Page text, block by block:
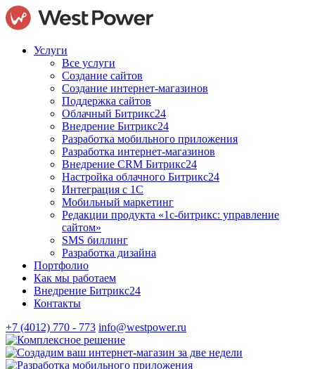
Услуги
Все услуги
Создание сайтов
Создание интернет-магазинов
Поддержка сайтов
Облачный Битрикс24
Внедрение Битрикс24
Разработка мобильного приложения
Разработка интернет-магазинов
Внедрение CRM Битрикс24
Настройка облачного Битрикс24
Интеграция с 1С
Мобильный маркетинг
Редакции продукта «1с-битрикс: управление
сайтом»
SMS биллинг
Разработка дизайна
Портфолио
Как мы работаем
Внедрение Битрикс24
Контакты
+7 (4012) 770 - 773 info@westpower.ru